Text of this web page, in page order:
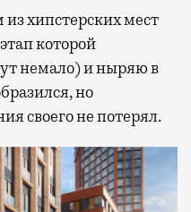
хипстерских мест
которой
немало) и ныряю в
но
своего не потерял.